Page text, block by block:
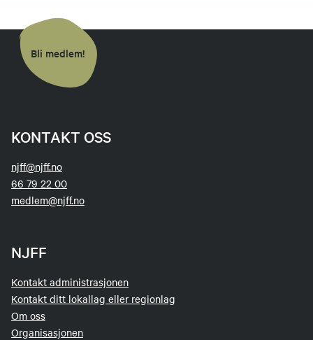
Bli medlem!
KONTAKT OSS
njff@njff.no
66 79 22 00
medlem@njff.no
NJFF
Kontakt administrasjonen
Kontakt ditt lokallag eller regionlag
Om oss
Organisasjonen